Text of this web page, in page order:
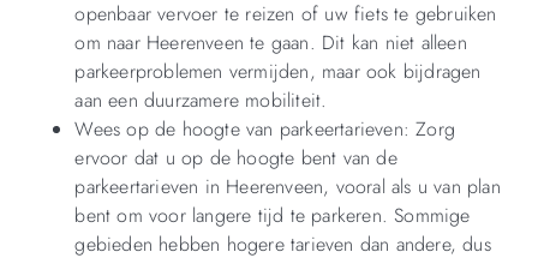
openbaar vervoer te reizen of uw fiets te gebruiken
om naar Heerenveen te gaan. Dit kan niet alleen
parkeerproblemen vermijden, maar ook bijdragen
aan een duurzamere mobiliteit.
Wees op de hoogte van parkeertarieven: Zorg
ervoor dat u op de hoogte bent van de
parkeertarieven in Heerenveen, vooral als u van plan
bent om voor langere tijd te parkeren. Sommige
gebieden hebben hogere tarieven dan andere, dus